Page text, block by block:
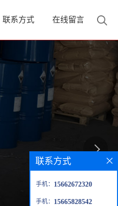
联系方式 在线留言
联系方式
手机： 15662672320
手机： 15665828542